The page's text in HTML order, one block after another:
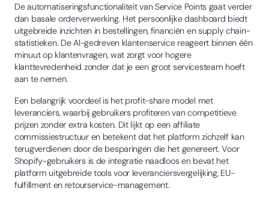
De automatiseringsfunctionaliteit van Service Points gaat verder
dan basale orderverwerking. Het persoonlijke dashboard biedt
uitgebreide inzichten in bestellingen, financiën en supply chain-
statistieken. De AI-gedreven klantenservice reageert binnen één
minuut op klantenvragen, wat zorgt voor hogere
klanttevredenheid zonder dat je een groot servicesteam hoeft
aan te nemen.
Een belangrijk voordeel is het profit-share model met
leveranciers, waarbij gebruikers profiteren van competitieve
prijzen zonder extra kosten. Dit lijkt op een affiliate
commissiestructuur en betekent dat het platform zichzelf kan
terugverdienen door de besparingen die het genereert. Voor
Shopify-gebruikers is de integratie naadloos en bevat het
platform uitgebreide tools voor leveranciersvergelijking, EU-
fulfillment en retourservice-management.